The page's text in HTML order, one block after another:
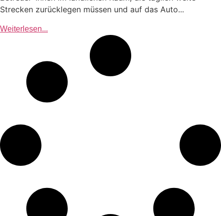
Strecken zurücklegen müssen und auf das Auto...
Weiterlesen...